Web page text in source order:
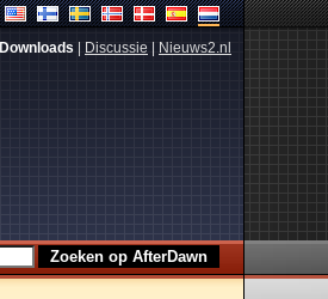
Downloads Discussie Nieuws2.nl